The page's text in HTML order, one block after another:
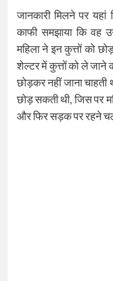
जानकारी मिलने पर यहां
काफी समझाया कि
महिला ने इन कुत्तों को
शेल्टर में कुत्तों को ले जाने
छोड़कर नहीं जाना
छोड़ सकती थी, जिस पर
और फिर सड़क पर रहने